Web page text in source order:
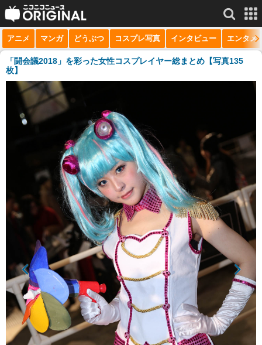
サービス一覧 もっと見る
niconico
動画
生放送
チャンネル
マンガ
ニコニコQ
アニメ マンガ どうぶつ コスプレ写真 インタビュー エンタメ
「闘会議2018」を彩った女性コスプレイヤー総まとめ【写真135
枚】